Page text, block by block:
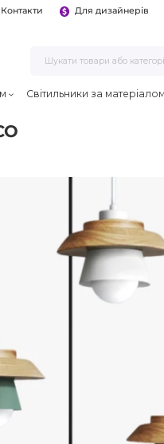
Контакти Для дизайнерів
Світильники за матеріалом